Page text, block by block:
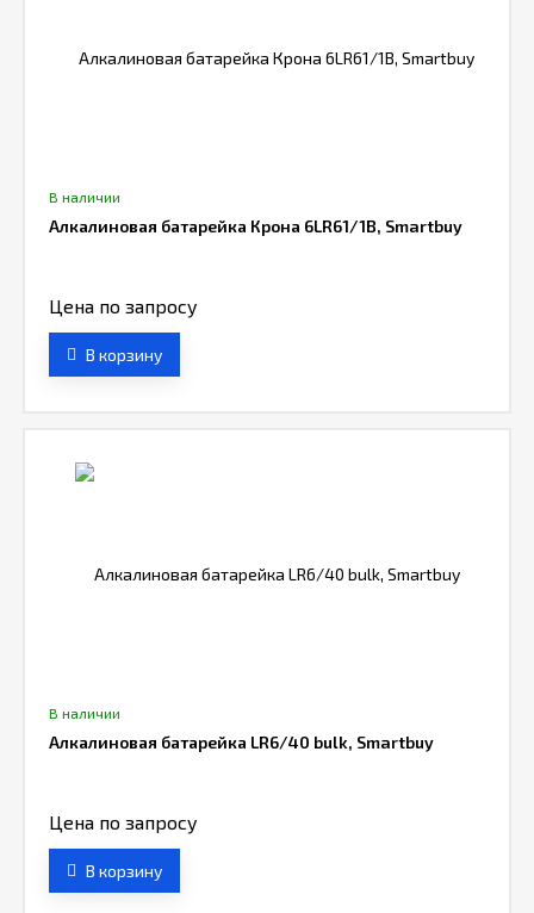
В наличии
Алкалиновая батарейка Крона 6LR61/1B, Smartbuy
Цена по запросу
В корзину
В наличии
Алкалиновая батарейка LR6/40 bulk, Smartbuy
Цена по запросу
В корзину